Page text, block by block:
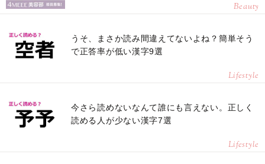
Beauty
うそ、まさか読み間違えてないよね？簡単そう
で正答率が低い漢字9選
Lifestyle
今さら読めないなんて誰にも言えない。正しく
読める人が少ない漢字7選
Lifestyle